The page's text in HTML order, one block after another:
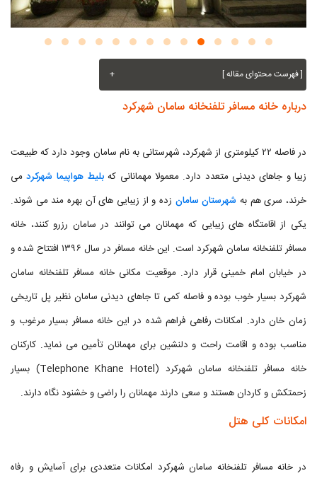
[ فهرست محتوای مقاله ] +
درباره خانه مسافر تلفنخانه سامان شهرکرد
در فاصله ۲۲ کیلومتری از شهرکرد، شهرستانی به نام سامان وجود دارد که طبیعت
زیبا و جاهای دیدنی متعدد دارد. معمولا مهمانانی که بلیط هواپیما شهرکردمی
خرند، سری هم به شهرستان سامان زده و از زیبایی های آن بهره مند می شوند.
یکی از اقامتگاه های زیبایی که مهمانان می توانند در سامان رزرو کنند، خانه
مسافر تلفنخانه سامان شهرکرد است. این خانه مسافر در سال ۱۳۹۶ افتتاح شده و
در خیابان امام خمینی قرار دارد. موقعیت مکانی خانه مسافر تلفنخانه سامان
شهرکرد بسیار خوب بوده و فاصله کمی تا جاهای دیدنی سامان نظیر پل تاریخی
زمان خان دارد. امکانات رفاهی فراهم شده در این خانه مسافر بسیار مرغوب و
مناسب بوده و اقامت راحت و دلنشین برای مهمانان تأمین می نماید. کارکنان
خانه مسافر تلفنخانه سامان شهرکرد (Telephone Khane Hotel) بسیار
زحمتکش و کاردان هستند و سعی دارند مهمانان را راضی و خشنود نگاه دارند.
امکانات کلی هتل
در خانه مسافر تلفنخانه سامان شهرکرد امکانات متعددی برای آسایش و رفاه